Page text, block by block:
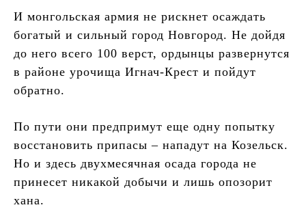
И монгольская армия не рискнет осаждать
богатый и сильный город Новгород. Не дойдя
до него всего 100 верст, ордынцы развернутся
в районе урочища Игнач-Крест и пойдут
обратно.
По пути они предпримут еще одну попытку
восстановить припасы – нападут на Козельск.
Но и здесь двухмесячная осада города не
принесет никакой добычи и лишь опозорит
хана.